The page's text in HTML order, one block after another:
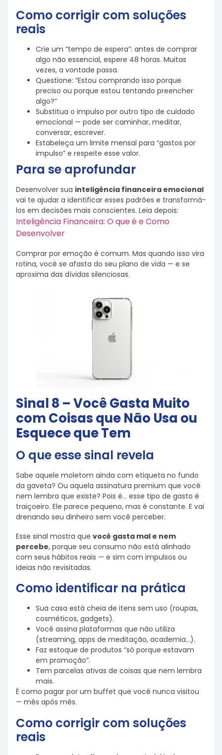
Como corrigir com soluções
reais
Crie um “tempo de espera”: antes de comprar
algo não essencial, espere 48 horas. Muitas
vezes, a vontade passa.
Questione: “Estou comprando isso porque
preciso ou porque estou tentando preencher
algo?”
Substitua o impulso por outro tipo de cuidado
emocional — pode ser caminhar, meditar,
conversar, escrever.
Estabeleça um limite mensal para “gastos por
impulso” e respeite esse valor.
Para se aprofundar
Desenvolver sua inteligência financeira emocional
vai te ajudar a identificar esses padrões e transformá-
los em decisões mais conscientes. Leia depois:
Inteligência Financeira: O que é e Como
Desenvolver
Comprar por emoção é comum. Mas quando isso vira
rotina, você se afasta do seu plano de vida — e se
aproxima das dívidas silenciosas.
Sinal 8 – Você Gasta Muito
com Coisas que Não Usa ou
Esquece que Tem
O que esse sinal revela
Sabe aquele moletom ainda com etiqueta no fundo
da gaveta? Ou aquela assinatura premium que você
nem lembra que existe? Pois é… esse tipo de gasto é
traiçoeiro. Ele parece pequeno, mas é constante. E vai
drenando seu dinheiro sem você perceber.
Esse sinal mostra que você gasta mal e nem
percebe, porque seu consumo não está alinhado
com seus hábitos reais — e sim com impulsos ou
ideias não revisitadas.
Como identificar na prática
Sua casa está cheia de itens sem uso (roupas,
cosméticos, gadgets).
Você assina plataformas que não utiliza
(streaming, apps de meditação, academia…).
Faz estoque de produtos “só porque estavam
em promoção”.
Tem parcelas ativas de coisas que nem lembra
mais.
É como pagar por um buffet que você nunca visitou
— mês após mês.
Como corrigir com soluções
reais